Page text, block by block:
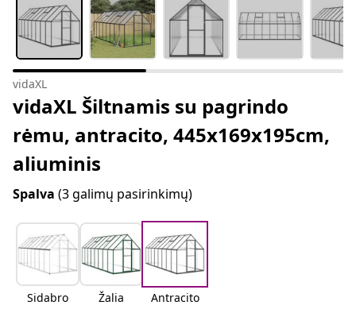
vidaXL
vidaXL Šiltnamis su pagrindo
rėmu, antracito, 445x169x195cm,
aliuminis
Spalva (3 galimų pasirinkimų)
Sidabro Žalia Antracito